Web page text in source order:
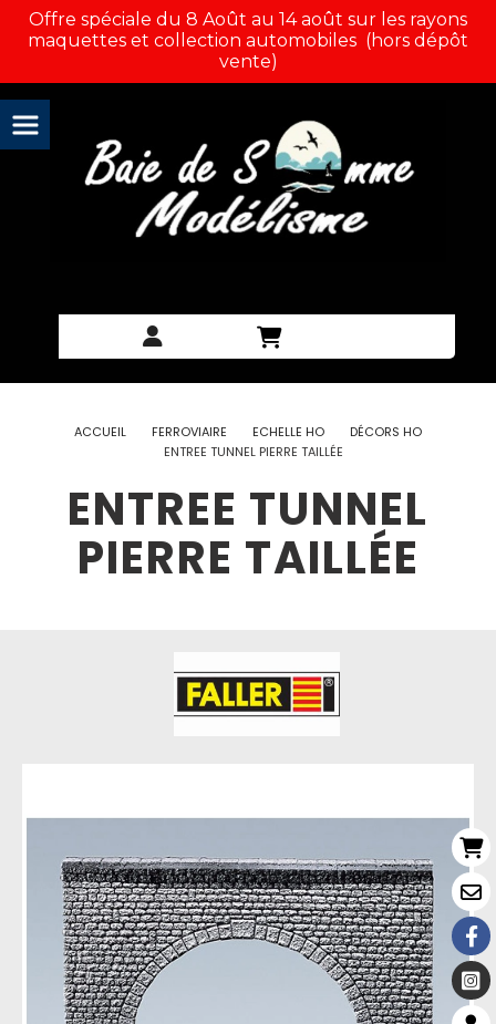
Offre spéciale du 8 Août au 14 août sur les rayons
maquettes et collection automobiles (hors dépôt
vente)
ACCUEIL FERROVIAIRE ECHELLE HO
DÉCORS HO
ENTREE TUNNEL PIERRE TAILLÉE
ENTREE TUNNEL
PIERRE TAILLÉE
Panneau de gestion des cookies